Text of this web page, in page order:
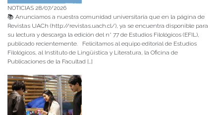
NOTICIAS 28/07/2026
📚 Anunciamos a nuestra comunidad universitaria que en la página de
Revistas UACh (http://revistas.uach.cl/), ya se encuentra disponible para
su lectura y descarga la edición del n° 77 de Estudios Filológicos (EFIL),
publicado recientemente. Felicitamos al equipo editorial de Estudios
Filológicos, al Instituto de Lingüística y Literatura, la Oficina de
Publicaciones de la Facultad […]